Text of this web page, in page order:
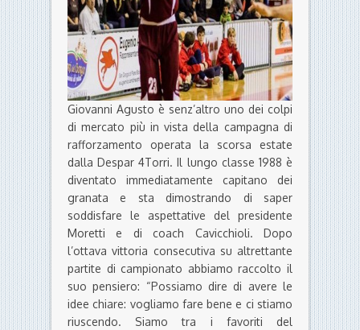
Giovanni Agusto è senz’altro uno dei colpi
di mercato più in vista della campagna di
rafforzamento operata la scorsa estate
dalla Despar 4Torri. Il lungo classe 1988 è
diventato immediatamente capitano dei
granata e sta dimostrando di saper
soddisfare le aspettative del presidente
Moretti e di coach Cavicchioli. Dopo
l’ottava vittoria consecutiva su altrettante
partite di campionato abbiamo raccolto il
suo pensiero: “Possiamo dire di avere le
idee chiare: vogliamo fare bene e ci stiamo
riuscendo. Siamo tra i favoriti del